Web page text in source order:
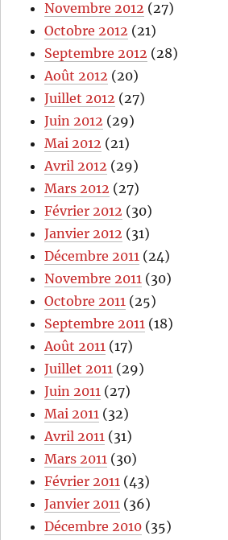
Novembre 2012 (27)
Octobre 2012 (21)
Septembre 2012 (28)
Août 2012 (20)
Juillet 2012 (27)
Juin 2012 (29)
Mai 2012 (21)
Avril 2012 (29)
Mars 2012 (27)
Février 2012 (30)
Janvier 2012 (31)
Décembre 2011 (24)
Novembre 2011 (30)
Octobre 2011 (25)
Septembre 2011 (18)
Août 2011 (17)
Juillet 2011 (29)
Juin 2011 (27)
Mai 2011 (32)
Avril 2011 (31)
Mars 2011 (30)
Février 2011 (43)
Janvier 2011 (36)
Décembre 2010 (35)